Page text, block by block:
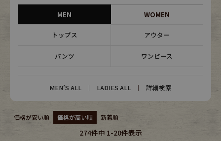
メンズ商品カテゴリーから探す
Outer
Fafatt
レディース商品カテゴリーから探す
MEN WOMEN
トップス アウター
パンツ ワンピース
MEN’S ALL ｜ LADIES ALL ｜ 詳細検索
価格が安い順 価格が高い順 新着順
274件中 1-20件表示